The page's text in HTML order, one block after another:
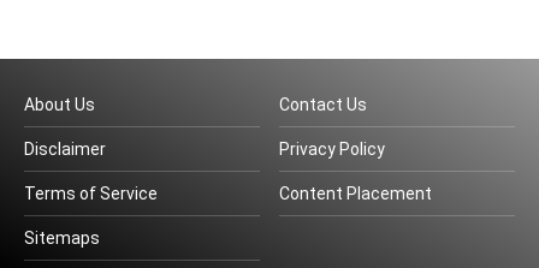
About Us Contact Us
Disclaimer Privacy Policy
Terms of Service Content Placement
Sitemaps